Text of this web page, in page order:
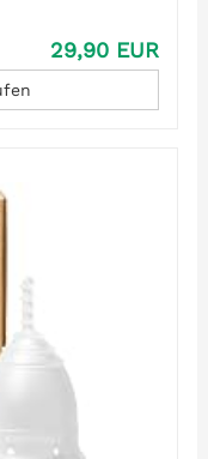
29,90 EUR